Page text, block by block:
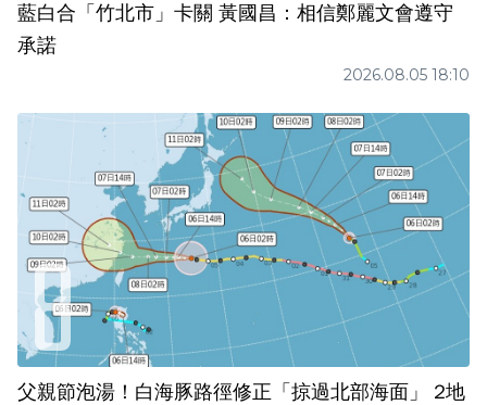
藍白合「竹北市」卡關 黃國昌：相信鄭麗文會遵守
承諾
2026.08.05 18:10
父親節泡湯！白海豚路徑修正「掠過北部海面」 2地